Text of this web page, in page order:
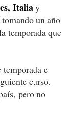
Italia y
tomando un año
temporada que
temporada e
curso.
pero no